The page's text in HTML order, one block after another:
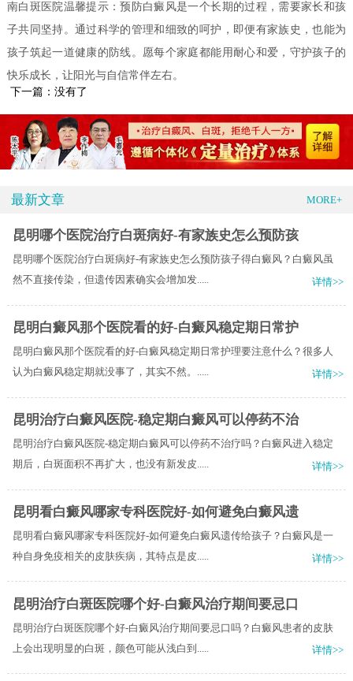
南白斑医院温馨提示：预防白癜风是一个长期的过程，需要家长和孩
子共同坚持。通过科学的管理和细致的呵护，即便有家族史，也能为
孩子筑起一道健康的防线。愿每个家庭都能用耐心和爱，守护孩子的
快乐成长，让阳光与自信常伴左右。
下一篇：没有了
最新文章 MORE+
昆明哪个医院治疗白斑病好-有家族史怎么预防孩
昆明哪个医院治疗白斑病好-有家族史怎么预防孩子得白癜风？白癜风虽
然不直接传染，但遗传因素确实会增加发.....
详情>>
昆明白癜风那个医院看的好-白癜风稳定期日常护
昆明白癜风那个医院看的好-白癜风稳定期日常护理要注意什么？很多人
认为白癜风稳定期就没事了，其实不然。.....
详情>>
昆明治疗白癜风医院-稳定期白癜风可以停药不治
昆明治疗白癜风医院-稳定期白癜风可以停药不治疗吗？白癜风进入稳定
期后，白斑面积不再扩大，也没有新发皮.....
详情>>
昆明看白癜风哪家专科医院好-如何避免白癜风遗
昆明看白癜风哪家专科医院好-如何避免白癜风遗传给孩子？白癜风是一
种自身免疫相关的皮肤疾病，其特点是皮.....
详情>>
昆明治疗白斑医院哪个好-白癜风治疗期间要忌口
昆明治疗白斑医院哪个好-白癜风治疗期间要忌口吗？白癜风患者的皮肤
上会出现明显的白斑，颜色可能从浅白到.....
详情>>